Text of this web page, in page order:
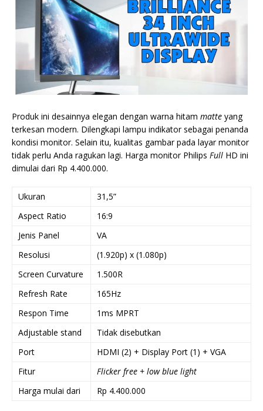
Produk ini desainnya elegan dengan warna hitam matte yang
terkesan modern. Dilengkapi lampu indikator sebagai penanda
kondisi monitor. Selain itu, kualitas gambar pada layar monitor
tidak perlu Anda ragukan lagi. Harga monitor Philips Full HD ini
dimulai dari Rp 4.400.000.
Ukuran
31,5”
Aspect Ratio
16:9
Jenis Panel
VA
Resolusi
(1.920p) x (1.080p)
Screen Curvature
1.500R
Refresh Rate
165Hz
Respon Time
1ms MPRT
Adjustable stand
Tidak disebutkan
Port
HDMI (2) + Display Port (1) + VGA
Fitur
Flicker free + low blue light
Harga mulai dari
Rp 4.400.000